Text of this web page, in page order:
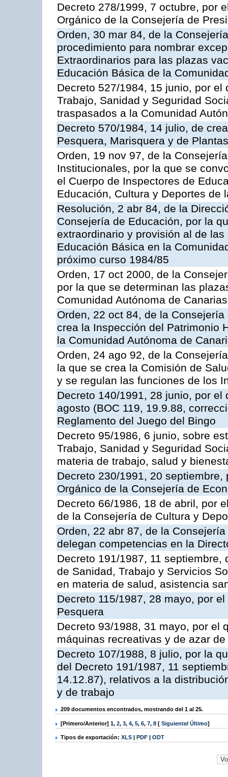
Decreto 278/1999, 7 octubre, por
Orgánico de la Consejería de
Orden, 30 mar 84, de la
procedimiento para nombrar
Extraordinarios para las plazas
Educación Básica de la
Decreto 527/1984, 15 junio, por
Trabajo, Sanidad y Seguridad
traspasados a la Comunidad
Decreto 570/1984, 14 julio, de
Pesquera, Marisquera y de
Orden, 19 nov 97, de la
Institucionales, por la que se
el Cuerpo de Inspectores de
Educación, Cultura y Deportes de
Resolución, 2 abr 84, de la
Consejería de Educación, por la
extraordinario y provisión al de
Educación Básica en la
próximo curso 1984/85
Orden, 17 oct 2000, de la
por la que se determinan las
Comunidad Autónoma de Canarias
Orden, 22 oct 84, de la
crea la Inspección del Patrimonio
la Comunidad Autónoma de
Orden, 24 ago 92, de la
la que se crea la Comisión de
y se regulan las funciones de los
Decreto 140/1991, 28 junio, por
agosto (BOC 119, 19.9.88,
Reglamento del Juego del Bingo
Decreto 95/1986, 6 junio, sobre
Trabajo, Sanidad y Seguridad
materia de trabajo, salud y
Decreto 230/1991, 20
Orgánico de la Consejería de
Decreto 66/1986, 18 de abril, por
de la Consejería de Cultura y
Orden, 22 abr 87, de la
delegan competencias en la
Decreto 191/1987, 11
de Sanidad, Trabajo y Servicios
en materia de salud, asistencia
Decreto 115/1987, 28 mayo, por
Pesquera
Decreto 93/1988, 31 mayo, por el
máquinas recreativas y de azar
Decreto 107/1988, 8 julio, por la
del Decreto 191/1987, 11
14.12.87), relativos a la
y de trabajo
209 documentos encontrados, mostrando del 1 al 25.
[Primero/Anterior] 1, 2, 3, 4, 5, 6, 7, 8 [ Siguiente/ Último]
Tipos de exportación: XLS | PDF | ODT